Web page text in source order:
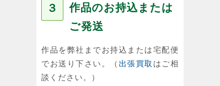
３
作品のお持込または
ご発送
作品を弊社までお持込または宅配便
でお送り下さい。（ 出張買取 はご相
談ください。）